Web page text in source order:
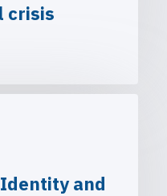
crisis
and